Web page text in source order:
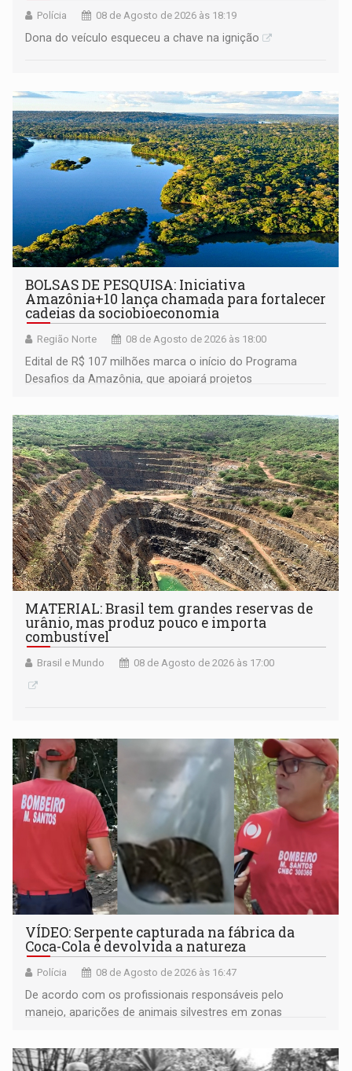
Polícia 08 de Agosto de 2026 às 18:19
Dona do veículo esqueceu a chave na ignição
BOLSAS DE PESQUISA: Iniciativa
Amazônia+10 lança chamada para fortalecer
cadeias da sociobioeconomia
Região Norte 08 de Agosto de 2026 às 18:00
Edital de R$ 107 milhões marca o início do Programa
Desafios da Amazônia, que apoiará projetos
submissão de pré-propostas poderá ser feita até 1º de
setembro
MATERIAL: Brasil tem grandes reservas de
urânio, mas produz pouco e importa
combustível
Brasil e Mundo 08 de Agosto de 2026 às 17:00
VÍDEO: Serpente capturada na fábrica da
Coca-Cola é devolvida a natureza
Polícia 08 de Agosto de 2026 às 16:47
De acordo com os profissionais responsáveis pelo
manejo, aparições de animais silvestres em zonas